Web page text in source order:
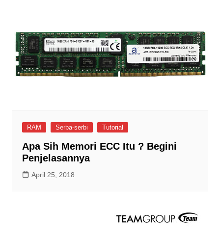
RAM Serba-serbi Tutorial
Apa Sih Memori ECC Itu ? Begini
Penjelasannya
April 25, 2018